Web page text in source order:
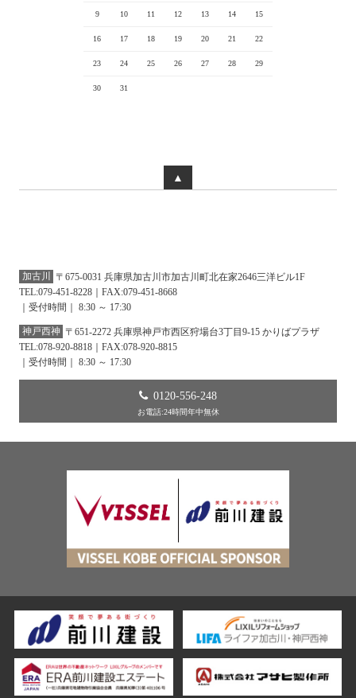
9 10 11 12 13 14 15
16 17 18 19 20 21 22
23 24 25 26 27 28 29
30 31
▲
加古川
〒675-0031 兵庫県加古川市加古川町北在家2646三洋ビル1F
TEL:079-451-8228｜FAX:079-451-8668
｜受付時間｜ 8:30 ～ 17:30
神戸西神 〒651-2272 兵庫県神戸市西区狩場台3丁目9-15 かりばプラザ
TEL:078-920-8818｜FAX:078-920-8815
｜受付時間｜ 8:30 ～ 17:30
0120-556-248
お電話:24時間年中無休